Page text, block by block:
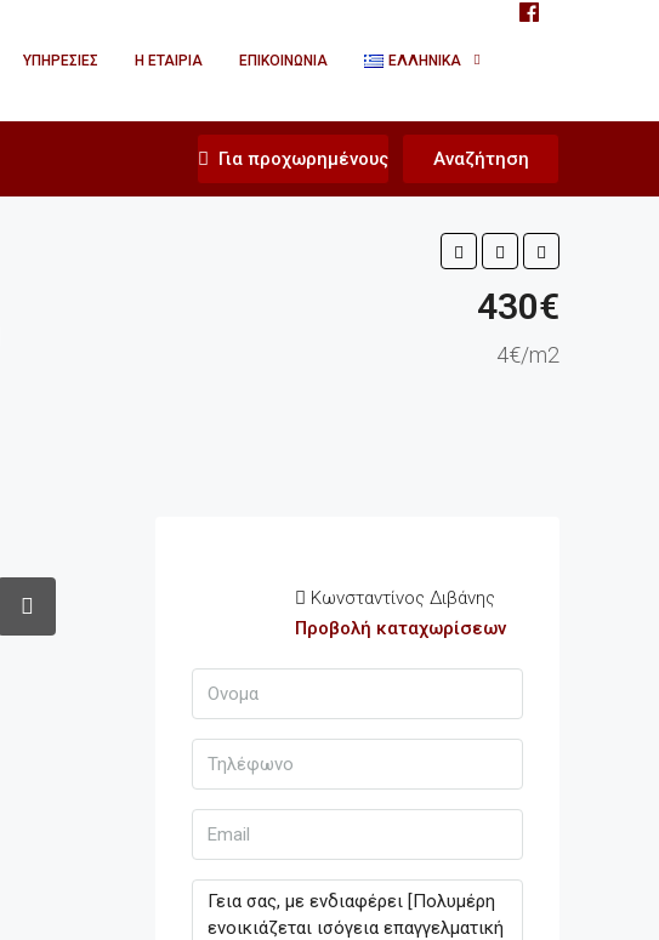
ΥΠΗΡΕΣΊΕΣ Η ΕΤΑΙΡΊΑ ΕΠΙΚΟΙΝΩΝΊΑ ΕΛΛΗΝΙΚΆ
Για προχωρημένους Αναζήτηση
430€
4€/m2
Κωνσταντίνος Διβάνης
Προβολή καταχωρίσεων